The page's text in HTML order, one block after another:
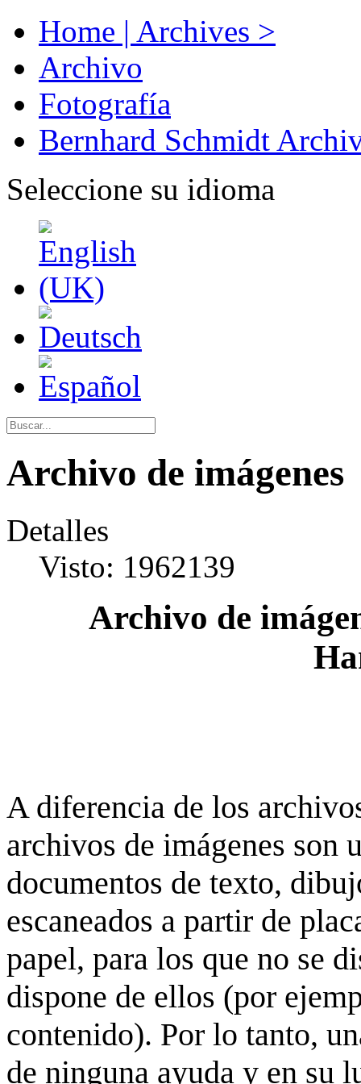
Home | Archives >
Archivo
Fotografía
Bernhard Schmidt
Seleccione su idioma
Archivo de imágenes
Detalles
Visto: 1962139
Archivo de
A diferencia de los
archivos de imágenes son
documentos de texto,
escaneados a partir de
papel, para los que no se
dispone de ellos (por
contenido). Por lo tanto,
de ninguna ayuda y en su